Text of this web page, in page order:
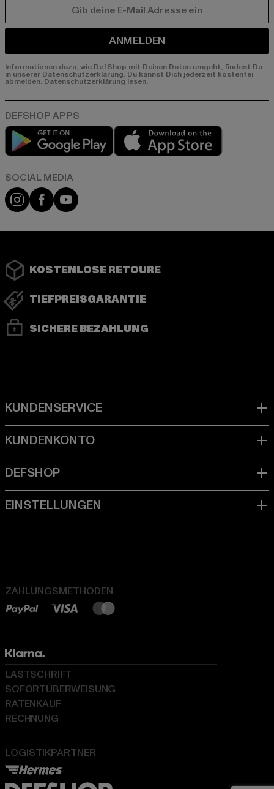
ANMELDEN
Informationen dazu, wie DefShop mit Deinen Daten umgeht, findest Du
in unserer Datenschutzerklärung. Du kannst Dich jederzeit kostenfei
abmelden. Datenschutzerklärung lesen.
Play market
Instagram
FacebookYouTube
KOSTENLOSE RETOURE
TIEFPREISGARANTIE
SICHERE BEZAHLUNG
ZAHLUNGSMETHODEN
LOGISTIKPARTNER
LASTSCHRIFT
SOFORTÜBERWEISUNG
RATENKAUF
RECHNUNG